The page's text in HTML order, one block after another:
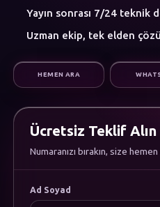
Web Yazılım
Mobil Uygulama
Dijital Pazarlama
Hakkımızda
Kariyer
Dökümanlar
Uygulamamızı İndirin
Gizlilik Politikası
Yayın sonrası 7/24 teknik
Uzman ekip, tek elden
HEMEN ARA
Ücretsiz Teklif Alın
Numaranızı bırakın, size
Ad Soyad